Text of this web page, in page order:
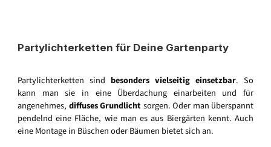
Partylichterketten für Deine Gartenparty
Partylichterketten sind besonders vielseitig einsetzbar. So
kann man sie in eine Überdachung einarbeiten und für
angenehmes, diffuses Grundlichtsorgen. Oder man überspannt
pendelnd eine Fläche, wie man es aus Biergärten kennt. Auch
eine Montage in Büschen oder Bäumen bietet sich an.